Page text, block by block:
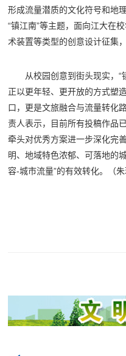
形成流量潜质的文化符号和地
“镇江南”等主题，面向江大在
术装置等类型的创意设计征集
从校园创意到街头现实，
正以更年轻、更开放的方式塑
口，更是文旅融合与流量转化
责人表示，目前所有投稿作品
牵头对优秀方案进一步深化完
明、地域特色浓郁、可落地的
容-城市流量”的有效转化。
（